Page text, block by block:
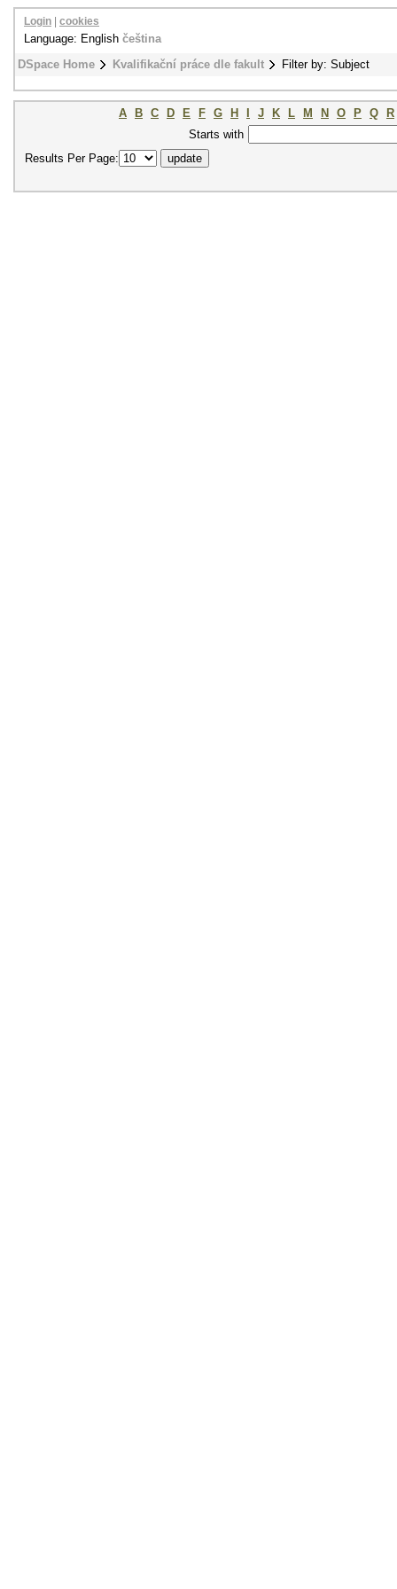
DSpace Home Kvalifikační práce dle fakult Filter by: Subject
Login cookies
Language: English čeština
A B C D E F G H J K L M N O P Q
R
Starts with
Results Per Page: